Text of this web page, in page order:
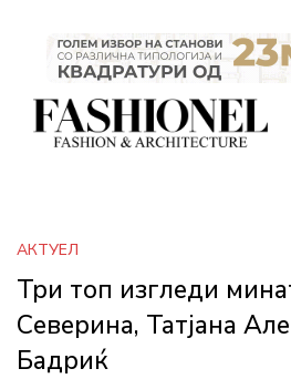
АКТУЕЛ
Три топ изгледи
Северина, Татјана
Бадриќ